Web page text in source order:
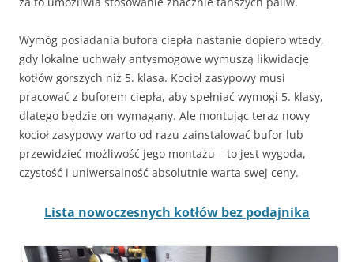
Wymóg posiadania bufora ciepła nastanie dopiero wtedy,
gdy lokalne uchwały antysmogowe wymuszą likwidację
kotłów gorszych niż 5. klasa. Kocioł zasypowy musi
pracować z buforem ciepła, aby spełniać wymogi 5. klasy,
dlatego będzie on wymagany. Ale montując teraz nowy
kocioł zasypowy warto od razu zainstalować bufor lub
przewidzieć możliwość jego montażu – to jest wygoda,
czystość i uniwersalność absolutnie warta swej ceny.
Lista nowoczesnych kotłów bez podajnika